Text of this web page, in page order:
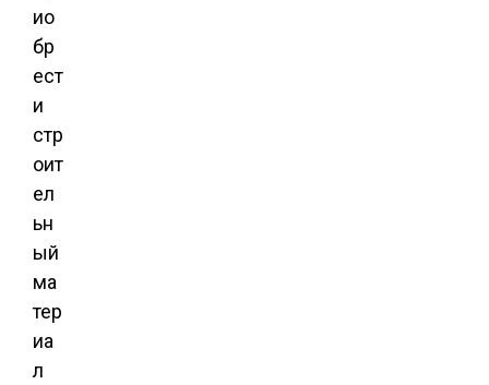
ио
бр
ест
и
стр
оит
ел
ьн
ый
ма
тер
иа
л